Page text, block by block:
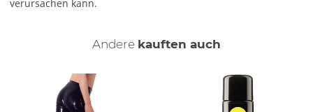
verursachen kann.
Andere kauften auch